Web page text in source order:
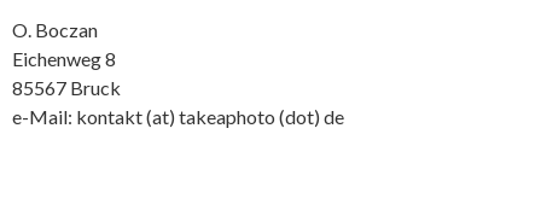
O. Boczan
Eichenweg 8
85567 Bruck
e-Mail: kontakt (at) takeaphoto (dot) de